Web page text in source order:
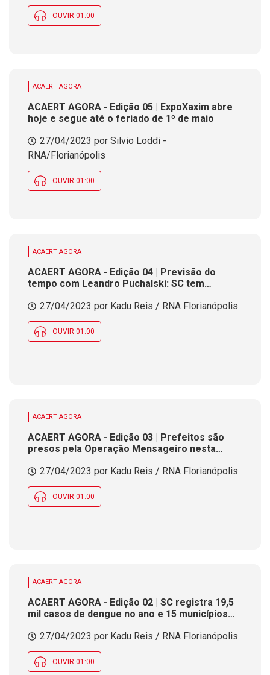
OUVIR 01:00
ACAERT AGORA
ACAERT AGORA - Edição 05 | ExpoXaxim abre
hoje e segue até o feriado de 1º de maio
27/04/2023 por Silvio Loddi -
RNA/Florianópolis
OUVIR 01:00
ACAERT AGORA
ACAERT AGORA - Edição 04 | Previsão do
tempo com Leandro Puchalski: SC tem
27/04/2023 por Kadu Reis / RNA Florianópolis
OUVIR 01:00
ACAERT AGORA
ACAERT AGORA - Edição 03 | Prefeitos são
presos pela Operação Mensageiro nesta
27/04/2023 por Kadu Reis / RNA Florianópolis
OUVIR 01:00
ACAERT AGORA
ACAERT AGORA - Edição 02 | SC registra 19,5
mil casos de dengue no ano e 15 municípios
27/04/2023 por Kadu Reis / RNA Florianópolis
OUVIR 01:00